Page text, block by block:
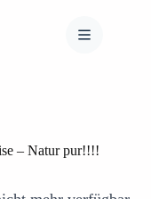
– Natur pur!!!!